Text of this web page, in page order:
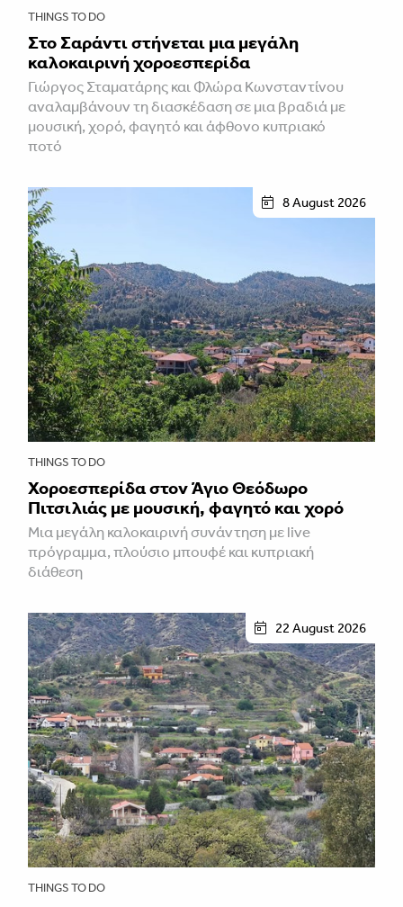
THINGS TO DO
Στο Σαράντι στήνεται μια μεγάλη
καλοκαιρινή χοροεσπερίδα
Γιώργος Σταματάρης και Φλώρα Κωνσταντίνου
αναλαμβάνουν τη διασκέδαση σε μια βραδιά με
μουσική, χορό, φαγητό και άφθονο κυπριακό
ποτό
8 August 2026
THINGS TO DO
Χοροεσπερίδα στον Άγιο Θεόδωρο
Πιτσιλιάς με μουσική, φαγητό και χορό
Μια μεγάλη καλοκαιρινή συνάντηση με live
πρόγραμμα, πλούσιο μπουφέ και κυπριακή
διάθεση
22 August 2026
THINGS TO DO